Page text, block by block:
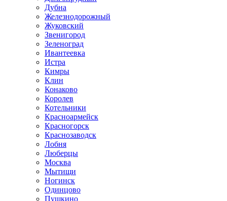
Дубна
Железнодорожный
Жуковский
Звенигород
Зеленоград
Ивантеевка
Истра
Кимры
Клин
Конаково
Королев
Котельники
Красноармейск
Красногорск
Краснозаводск
Лобня
Люберцы
Москва
Мытищи
Ногинск
Одинцово
Пушкино